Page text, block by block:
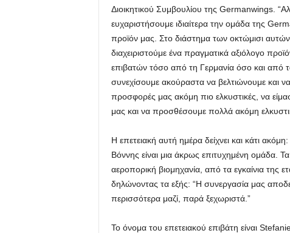
Διοικητικού Συμβουλίου της Germanwings.
ευχαριστήσουμε ιδιαίτερα την ομάδα της
προϊόν μας. Στο διάστημα των οκτώμισι
διαχειριστούμε ένα πραγματικά αξιόλογο
επιβατών τόσο από τη Γερμανία όσο και από
συνεχίσουμε ακούραστα να βελτιώνουμε και
προσφορές μας ακόμη πιο ελκυστικές, να
μας και να προσθέσουμε πολλά ακόμη
Η επετειακή αυτή ημέρα δείχνει και κάτι
Βόννης είναι μια άκρως επιτυχημένη ομάδα.
αεροπορική βιομηχανία, από τα εγκαίνια της
δηλώνοντας τα εξής: “Η συνεργασία μας
περισσότερα μαζί, παρά ξεχωριστά.”
Το όνομα του επετειακού επιβάτη είναι